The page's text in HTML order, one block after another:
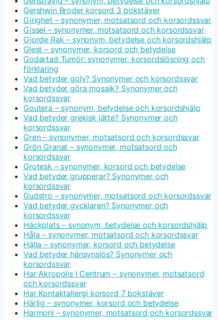
Gershwin Broder korsord 3 bokstäver
Girighet – synonymer, motsatsord och korsordssvar
Gissel – synonymer, motsatsord och korsordssvar
Gjorde Rak – synonym, betydelse och korsordshjälp
Glest – synonymer, korsord och betydelse
Godartad Tumör: synonymer, korsordslösning och
förklaring
Vad betyder golv? Synonymer och korsordssvar
Vad betyder göra mosaik? Synonymer och
korsordssvar
Goutera – synonym, betydelse och korsordshjälp
Vad betyder grekisk jätte? Synonymer och
korsordssvar
Gren – synonymer, motsatsord och korsordssvar
Grön Granat – synonymer, motsatsord och
korsordssvar
Grotesk – synonymer, korsord och betydelse
Vad betyder grupperar? Synonymer och
korsordssvar
Gudstro – synonymer, motsatsord och korsordssvar
Vad betyder gycklaren? Synonymer och
korsordssvar
Häckplats – synonym, betydelse och korsordshjälp
Håla – synonymer, motsatsord och korsordssvar
Hälla – synonymer, korsord och betydelse
Vad betyder hänsynslös? Synonymer och
korsordssvar
Har Akropolis I Centrum – synonymer, motsatsord
och korsordssvar
Har Kontaktallergi korsord 7 bokstäver
Härlig – synonymer, korsord och betydelse
Harmoni – synonymer, motsatsord och korsordssvar